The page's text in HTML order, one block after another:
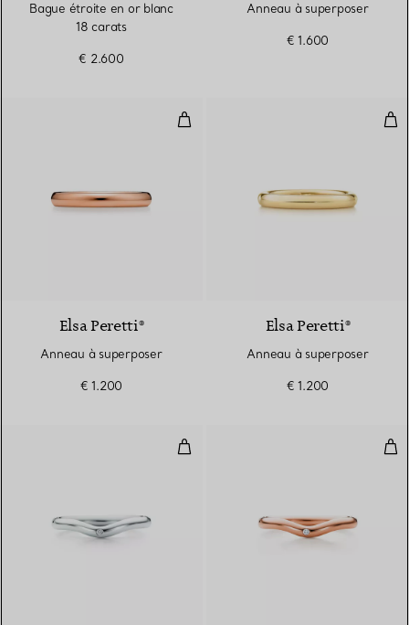
Bague étroite en or blanc
18 carats
€ 2.600
Anneau à superposer
€ 1.600
Anneau à superposer
Elsa Peretti®
Anneau à superposer
€ 1.200
Elsa Peretti®
Anneau à superposer
€ 1.200
Alliance